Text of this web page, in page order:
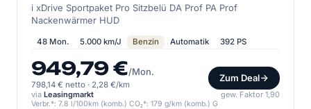
i xDrive Sportpaket Pro Sitzbelü DA Prof PA Prof
Nackenwärmer HUD
48 Mon. 5.000 km/J Benzin Automatik 392 PS
949,79 €/Mon.
798,14 € netto · 2,28 €/km
Zum Deal
via Leasingmarkt gew. Faktor 1,90
Verbr.*: 7.8 l/100km (komb.) CO₂*: 179 g/km (komb.) G